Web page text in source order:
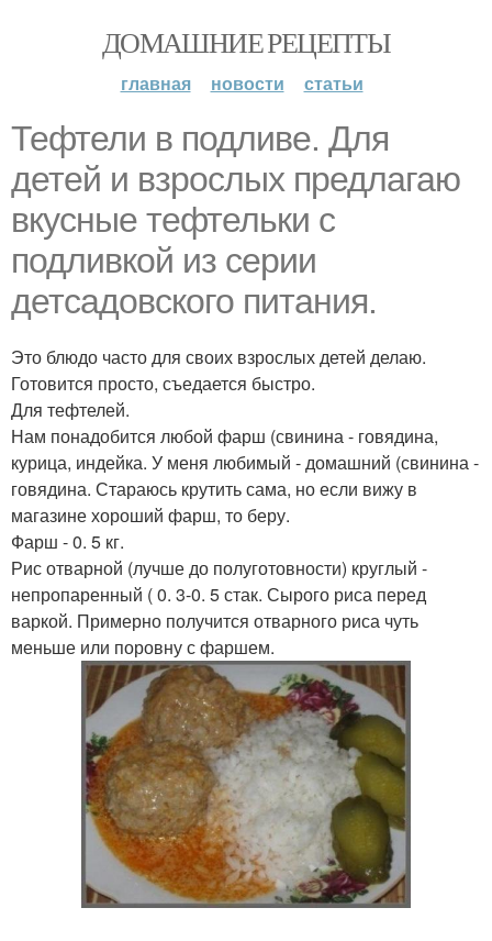
ДОМАШНИЕ РЕЦЕПТЫ
главная новости статьи
Тефтели в подливе. Для
детей и взрослых предлагаю
вкусные тефтельки с
подливкой из серии
детсадовского питания.
Это блюдо часто для своих взрослых детей делаю.
Готовится просто, съедается быстро.
Для тефтелей.
Нам понадобится любой фарш (свинина - говядина,
курица, индейка. У меня любимый - домашний (свинина -
говядина. Стараюсь крутить сама, но если вижу в
магазине хороший фарш, то беру.
Фарш - 0. 5 кг.
Рис отварной (лучше до полуготовности) круглый -
непропаренный ( 0. 3-0. 5 стак. Сырого риса перед
варкой. Примерно получится отварного риса чуть
меньше или поровну с фаршем.